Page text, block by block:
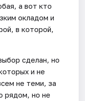
а вот кто
окладом и
в которой,
сделан, но
и не
не теми, за
рядом, но не